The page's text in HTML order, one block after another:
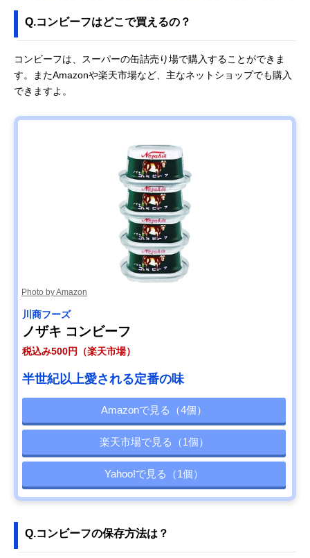
Q.コンビーフはどこで買えるの？
コンビーフは、スーパーの缶詰売り場で購入することができま
す。またAmazonや楽天市場など、主なネットショップでも購入
できますよ。
Photo by Amazon
川商フーズ
ノザキ コンビーフ
税込み500円（楽天市場）
半世紀以上愛される定番の味
Amazonで見る（4個）
楽天市場で見る（1個）
Yahoo!で見る（1個）
Q.コンビーフの保存方法は？